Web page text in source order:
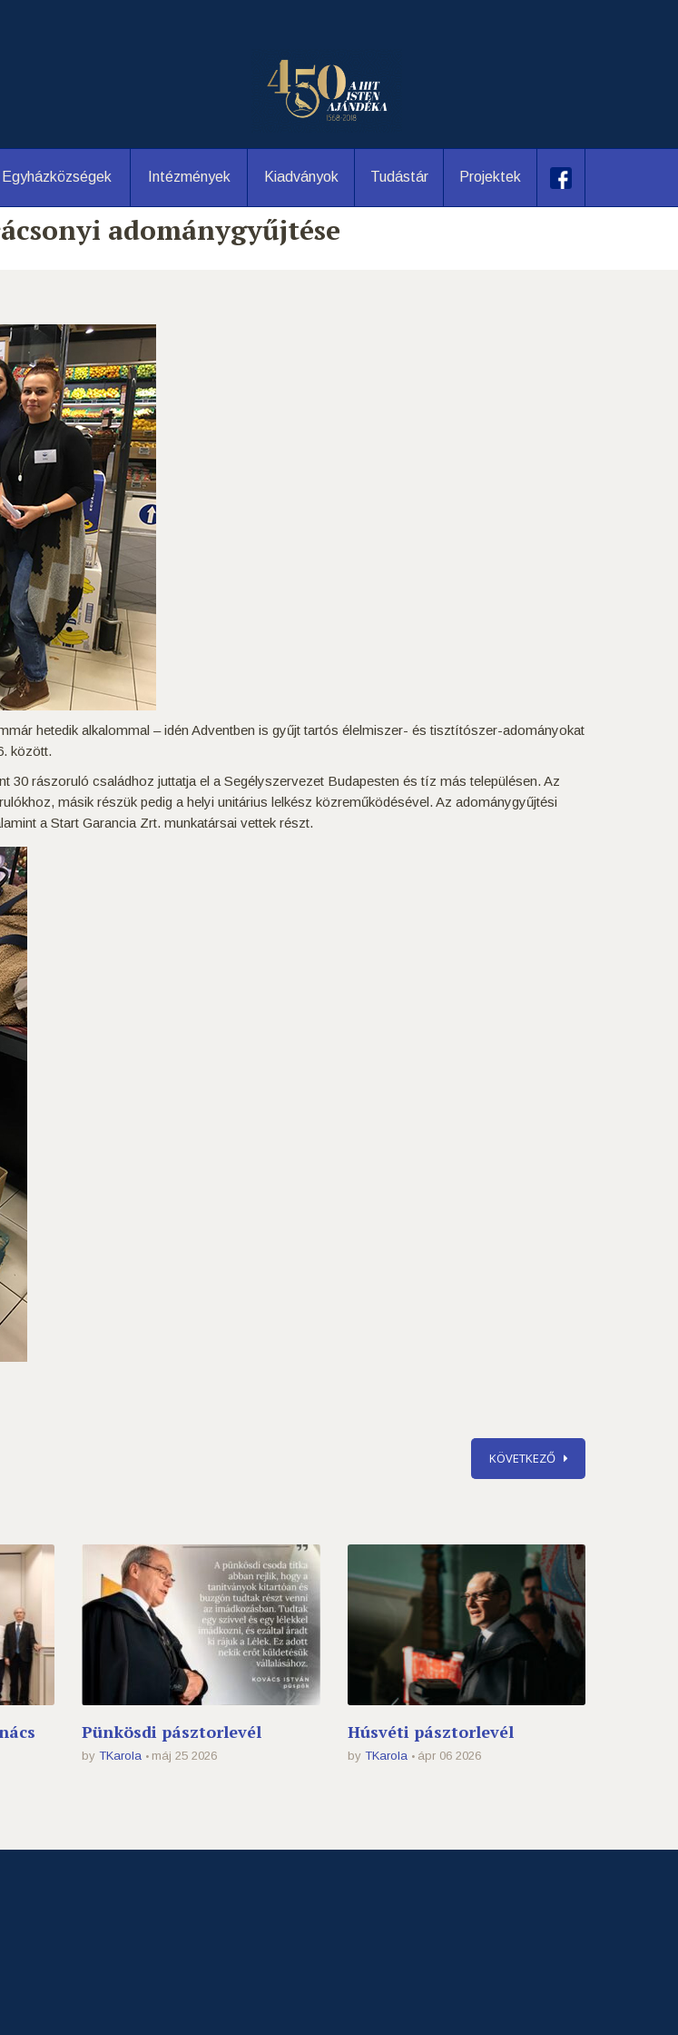
Egyházközségek Intézmények Kiadványok Tudástár Projektek
adománygyűjtése
hetedik alkalommal – idén Adventben is gyűjt tartós élelmiszer- és tisztítószer-adományokat
között.
rászoruló családhoz juttatja el a Segélyszervezet Budapesten és tíz más településen. Az
másik részük pedig a helyi unitárius lelkész közreműködésével. Az adománygyűjtési
a Start Garancia Zrt. munkatársai vettek részt.
KÖVETKEZŐ
Pünkösdi pásztorlevél
by TKarola máj 25 2026
Húsvéti pásztorlevél
by TKarola ápr 06 2026